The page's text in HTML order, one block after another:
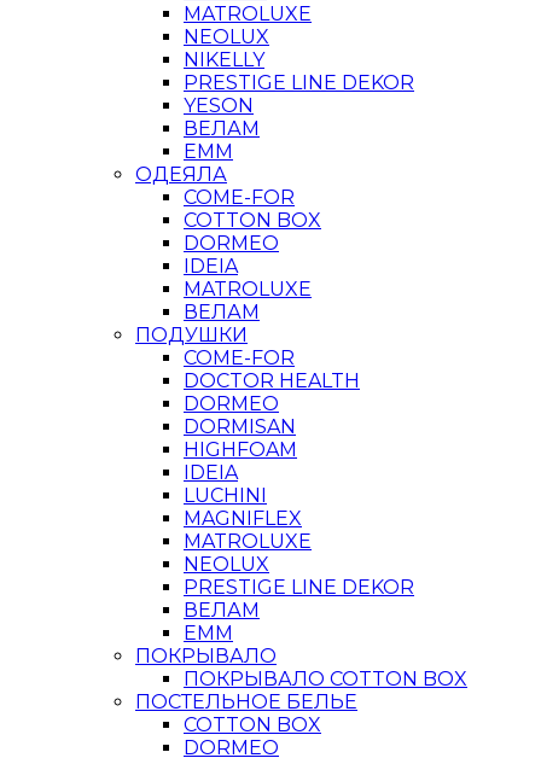
MATROLUXE
NEOLUX
NIKELLY
PRESTIGE LINE DEKOR
YESON
ВЕЛАМ
ЕММ
ОДЕЯЛА
COME-FOR
COTTON BOX
DORMEO
IDEIA
MATROLUXE
ВЕЛАМ
ПОДУШКИ
COME-FOR
DOCTOR HEALTH
DORMEO
DORMISAN
HIGHFOAM
IDEIA
LUCHINI
MAGNIFLEX
MATROLUXE
NEOLUX
PRESTIGE LINE DEKOR
ВЕЛАМ
ЕММ
ПОКРЫВАЛО
ПОКРЫВАЛО COTTON BOX
ПОСТЕЛЬНОЕ БЕЛЬЕ
COTTON BOX
DORMEO